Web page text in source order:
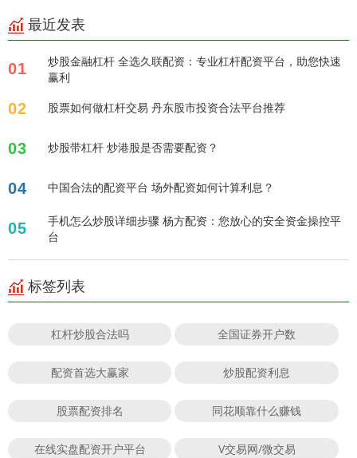
最近发表
01
炒股金融杠杆 全选久联配资：专业杠杆配资平台，助您快速
赢利
02 股票如何做杠杆交易 丹东股市投资合法平台推荐
03 炒股带杠杆 炒港股是否需要配资？
04 中国合法的配资平台 场外配资如何计算利息？
05
手机怎么炒股详细步骤 杨方配资：您放心的安全资金操控平
台
标签列表
杠杆炒股合法吗 全国证券开户数
配资首选大赢家 炒股配资利息
股票配资排名 同花顺靠什么赚钱
在线实盘配资开户平台 V交易网/微交易